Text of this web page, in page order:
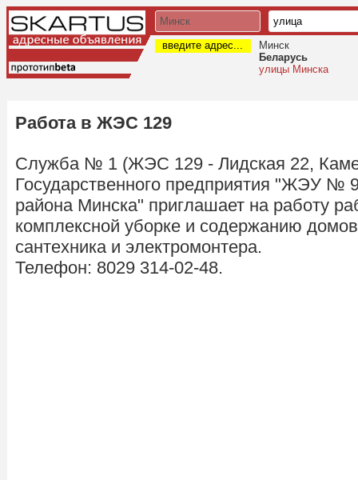
введите адрес...
Минск
Беларусь
улицы Минска
Работа в ЖЭС 129
Служба № 1 (ЖЭС 129 - Лидская 22,
Государственного предприятия "ЖЭУ №
района Минска" приглашает на работу
комплексной уборке и содержанию
сантехника и электромонтера.
Телефон: 8029 314-02-48.